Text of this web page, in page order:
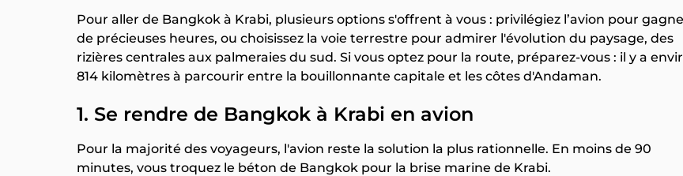
Pour aller de Bangkok à Krabi, plusieurs options s'offrent à vous : privilégiez l’avion pour
de précieuses heures, ou choisissez la voie terrestre pour admirer l'évolution du paysage, des
rizières centrales aux palmeraies du sud. Si vous optez pour la route, préparez-vous : il y a
814 kilomètres à parcourir entre la bouillonnante capitale et les côtes d'Andaman.
1. Se rendre de Bangkok à Krabi en avion
Pour la majorité des voyageurs, l'avion reste la solution la plus rationnelle. En moins de 90
minutes, vous troquez le béton de Bangkok pour la brise marine de Krabi.